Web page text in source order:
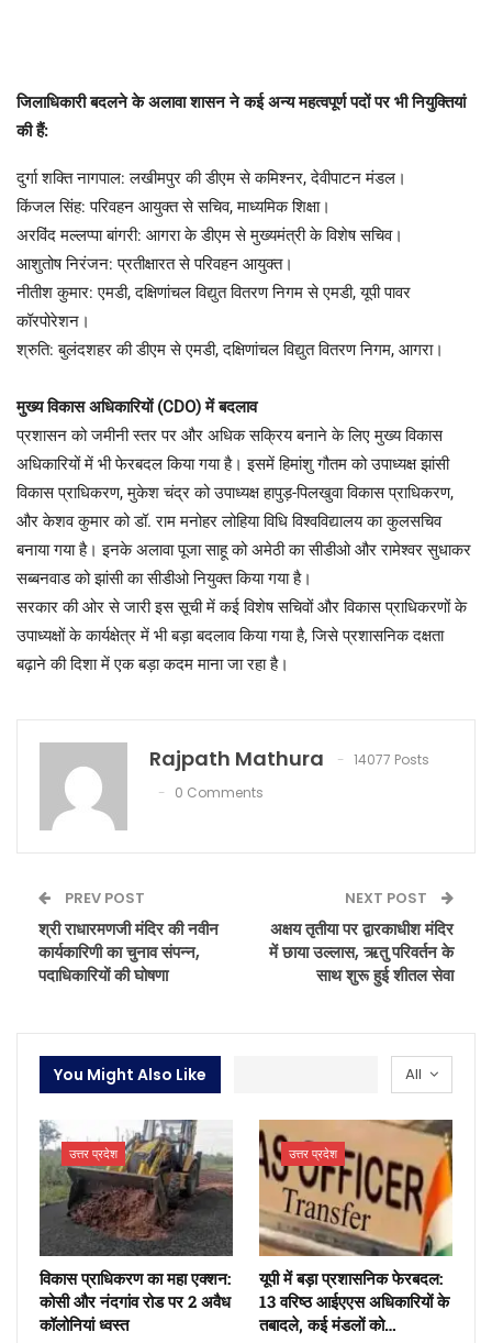
जिलाधिकारी बदलने के अलावा शासन ने कई अन्य महत्वपूर्ण पदों पर भी नियुक्तियां
की हैं:
​दुर्गा शक्ति नागपाल: लखीमपुर की डीएम से कमिश्नर, देवीपाटन मंडल।
​किंजल सिंह: परिवहन आयुक्त से सचिव, माध्यमिक शिक्षा।
​अरविंद मल्लप्पा बांगरी: आगरा के डीएम से मुख्यमंत्री के विशेष सचिव।
​आशुतोष निरंजन: प्रतीक्षारत से परिवहन आयुक्त।
​नीतीश कुमार: एमडी, दक्षिणांचल विद्युत वितरण निगम से एमडी, यूपी पावर
कॉरपोरेशन।
​श्रुति: बुलंदशहर की डीएम से एमडी, दक्षिणांचल विद्युत वितरण निगम, आगरा।
​मुख्य विकास अधिकारियों (CDO) में बदलाव
​प्रशासन को जमीनी स्तर पर और अधिक सक्रिय बनाने के लिए मुख्य विकास
अधिकारियों में भी फेरबदल किया गया है। इसमें हिमांशु गौतम को उपाध्यक्ष झांसी
विकास प्राधिकरण, मुकेश चंद्र को उपाध्यक्ष हापुड़-पिलखुवा विकास प्राधिकरण,
और केशव कुमार को डॉ. राम मनोहर लोहिया विधि विश्वविद्यालय का कुलसचिव
बनाया गया है। इनके अलावा पूजा साहू को अमेठी का सीडीओ और रामेश्वर सुधाकर
सब्बनवाड को झांसी का सीडीओ नियुक्त किया गया है।
​सरकार की ओर से जारी इस सूची में कई विशेष सचिवों और विकास प्राधिकरणों के
उपाध्यक्षों के कार्यक्षेत्र में भी बड़ा बदलाव किया गया है, जिसे प्रशासनिक दक्षता
बढ़ाने की दिशा में एक बड़ा कदम माना जा रहा है।
Rajpath Mathura
14077 Posts
0 Comments
PREV POST
श्री राधारमणजी मंदिर की नवीन
कार्यकारिणी का चुनाव संपन्न,
पदाधिकारियों की घोषणा
NEXT POST
अक्षय तृतीया पर द्वारकाधीश मंदिर
में छाया उल्लास, ऋतु परिवर्तन के
साथ शुरू हुई शीतल सेवा
All
You Might Also Like
उत्तर प्रदेश
​विकास प्राधिकरण का महा एक्शन:
कोसी और नंदगांव रोड पर 2 अवैध
कॉलोनियां ध्वस्त
उत्तर प्रदेश
यूपी में बड़ा प्रशासनिक फेरबदल:
13 वरिष्ठ आईएएस अधिकारियों के
तबादले, कई मंडलों को…